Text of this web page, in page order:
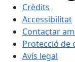
Crèdits
Accessibilitat
Contactar
Protecció de
Avís legal